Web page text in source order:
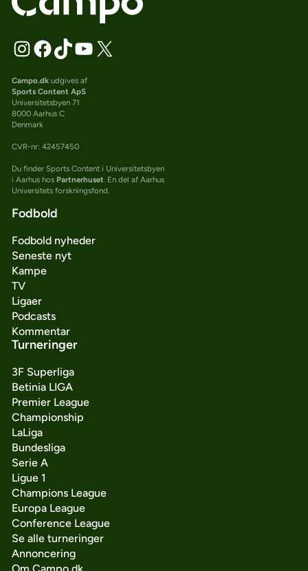
Campo.dkudgives af
Sports Content ApS
Universitetsbyen 71
8000 Aarhus C
Denmark
CVR-nr: 42457450
Du finder Sports Content i Universitetsbyen
i Aarhus hos Partnerhuset. En del af Aarhus
Universitets forskningsfond.
Fodbold
Fodbold nyheder
Seneste nyt
Kampe
TV
Ligaer
Podcasts
Kommentar
Turneringer
3F Superliga
Betinia LIGA
Premier League
Championship
LaLiga
Bundesliga
Serie A
Ligue 1
Champions League
Europa League
Conference League
Se alle turneringer
Annoncering